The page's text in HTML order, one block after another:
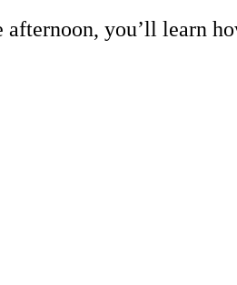
you’ll learn